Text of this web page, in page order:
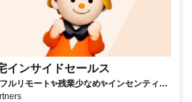
インサイドセールス
ルリモート✨残業少なめ✨インセンティブ